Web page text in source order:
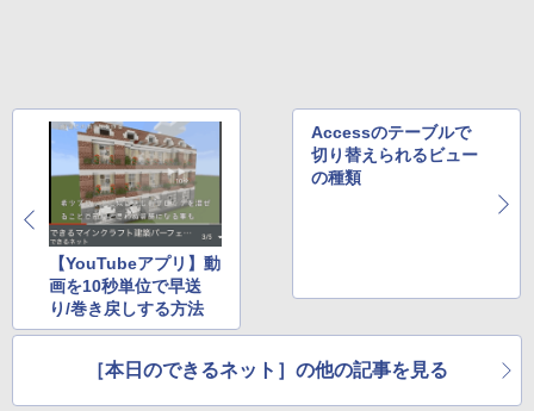
【YouTubeアプリ】動
画を10秒単位で早送
り/巻き戻しする方法
Accessのテーブルで
切り替えられるビュー
の種類
［本日のできるネット］の他の記事を見る